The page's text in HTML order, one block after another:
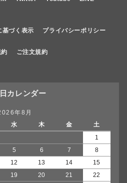
基づく表示 プライバシーポリシー
ご注文規約
カレンダー
年8月
水 木 金
土
1
5 6 7
8
12 13 14
15
19 20 21
22